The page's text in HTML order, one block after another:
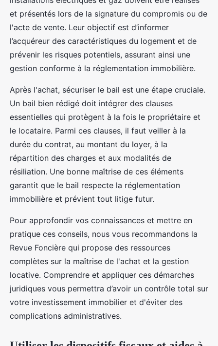
et présentés lors de la signature du compromis ou de
l'acte de vente. Leur objectif est d’informer
l’acquéreur des caractéristiques du logement et de
prévenir les risques potentiels, assurant ainsi une
gestion conforme à la réglementation immobilière.
Après l'achat, sécuriser le bail est une étape cruciale.
Un bail bien rédigé doit intégrer des clauses
essentielles qui protègent à la fois le propriétaire et
le locataire. Parmi ces clauses, il faut veiller à la
durée du contrat, au montant du loyer, à la
répartition des charges et aux modalités de
résiliation. Une bonne maîtrise de ces éléments
garantit que le bail respecte la réglementation
immobilière et prévient tout litige futur.
Pour approfondir vos connaissances et mettre en
pratique ces conseils, nous vous recommandons la
Revue Foncière qui propose des ressources
complètes sur la maîtrise de l'achat et la gestion
locative. Comprendre et appliquer ces démarches
juridiques vous permettra d’avoir un contrôle total sur
votre investissement immobilier et d'éviter des
complications administratives.